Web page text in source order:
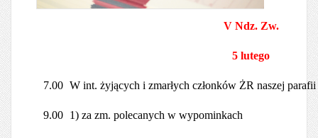
V Ndz. Zw.
5 lutego
7.00 W int. żyjących i zmarłych członków ŻR naszej
9.00 1) za zm. polecanych w wypominkach